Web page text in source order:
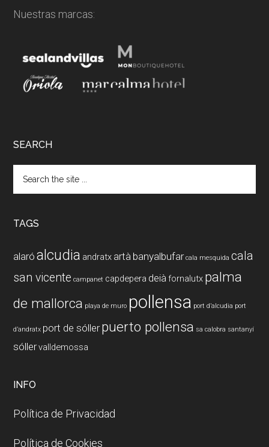
Nuestras marcas:
SEARCH
the
TAGS
alaró alcudia andratx artà banyalbufar cala mesquida cala
san vicente campanet capdepera deiàfornalutx palma
de mallorca playa de muro pollensa port d’alcudia port
d’andratx port de sóllerpuerto pollensa sa calobra santanyí
sóllervalldemossa
INFO
Política de Privacidad
Política de Cookies